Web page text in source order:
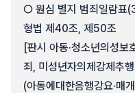
○ 원심 별지 범죄일람표
형법 제40조, 제50조
[판시 아동·청소년의성
죄, 미성년자의제강제추
(아동에대한음행강요·매